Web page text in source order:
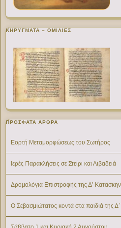
ΚΗΡΥΓΜΑΤΑ – ΟΜΙΛΙΕΣ
ΠΡΌΣΦΑΤΑ ΆΡΘΡΑ
Εορτή Μεταμορφώσεως του Σωτήρος
Ιερές Παρακλήσεις σε Στείρι και Λιβαδειά
Δρομολόγια Επιστροφής της Δ’
Ο Σεβασμιώτατος κοντά στα παιδιά της